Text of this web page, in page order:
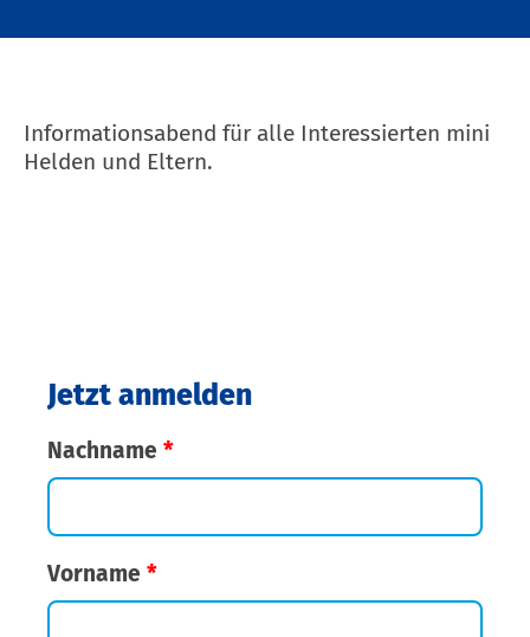
Informationsabend für alle Interessierten mini
Helden und Eltern.
Jetzt anmelden
Nachname *
Vorname *